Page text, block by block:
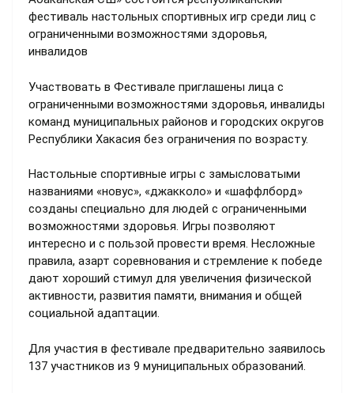
фестиваль настольных спортивных игр среди лиц с
ограниченными возможностями здоровья,
инвалидов
Участвовать в Фестивале приглашены лица с
ограниченными возможностями здоровья, инвалиды
команд муниципальных районов и городских округов
Республики Хакасия без ограничения по возрасту.
Настольные спортивные игры с замысловатыми
названиями «новус», «джакколо» и «шаффлборд»
созданы специально для людей с ограниченными
возможностями здоровья. Игры позволяют
интересно и с пользой провести время. Несложные
правила, азарт соревнования и стремление к победе
дают хороший стимул для увеличения физической
активности, развития памяти, внимания и общей
социальной адаптации.
Для участия в фестивале предварительно заявилось
137 участников из 9 муниципальных образований.